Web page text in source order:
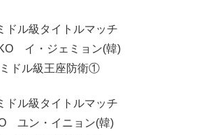
ドル級タイトルマッチ
イ・ジェミョン(韓)
ドル級王座防衛①
ドル級タイトルマッチ
ユン・イニョン(韓)